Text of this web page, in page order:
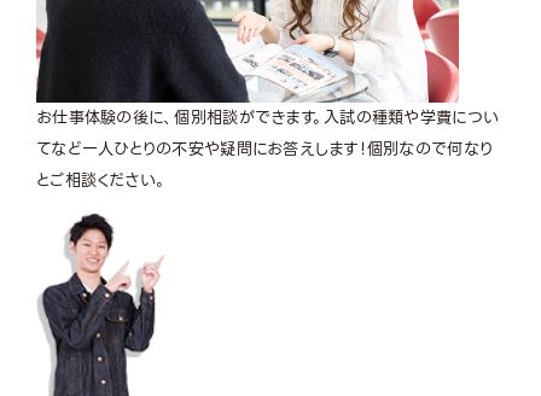
お仕事体験の後に、個別相談ができます。入試の種類や学費につい
てなど一人ひとりの不安や疑問にお答えします！個別なので何なり
とご相談ください。